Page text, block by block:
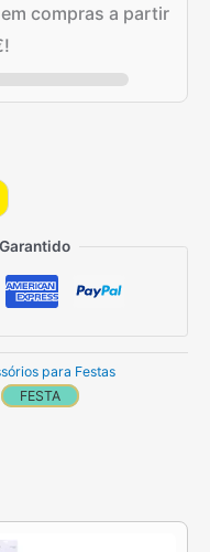
compras a partir
!
para Festas
FESTA